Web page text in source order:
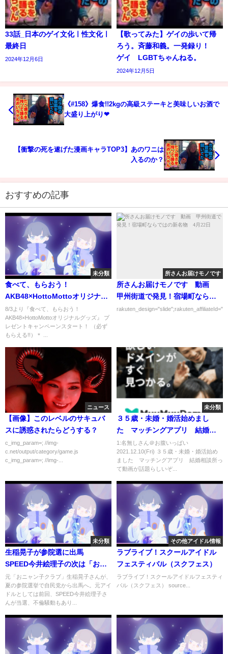
33話_日本のゲイ文化ㅣ性文化ㅣ
最終日
2024年12月6日
【歌ってみた】ゲイの歩いて帰
ろう。斉藤和義。一発録り！
ゲイ LGBTちゃんねる。
2024年12月5日
《#158》爆食!!2kgの高級ステーキと美味しいお酒で
大盛り上がり❤︎
【衝撃の死を遂げた漫画キャラTOP3】あのワニは
入るのか？
おすすめの記事
未分類
食べて、もらおう！
AKB48×HottoMottoオリジナル
グッズ 高橋みなみ 缶バッジ
8/3より『食べて、もらおう！
AKB48×HottoMottoオリジナルグッズ』 プ
レゼントキャンペーンスタート！ （必ず
もらえる!!）＊ ...
所さんお届けモノです
所さんお届けモノです 動画
甲州街道で発見！宿場町ならで
はの新名物 4月22日
ニュース
【画像】このレベルのサキュバ
スに誘惑されたらどうする？
c_img_param=; //img-
c.net/output/category/game.js
c_img_param=; //img-...
未分類
３５歳・未婚・婚活始めまし
た マッチングアプリ 結婚相
談所
1:名無しさん＠お腹いっぱい
2021.12.10(Fri) ３５歳・未婚・婚活始め
ました マッチングアプリ 結婚相談所っ
て動画が話題らしいぞ...
未分類
生稲晃子が参院選に出馬
SPEED今井絵理子の次は「おニ
ャン子」？ #shorts
元「おニャン子クラブ」生稲晃子さんが、
夏の参院選挙で自民党から出馬へ。元アイ
ドルとしては前回、SPEED今井絵理子さ
んが当選、不倫騒動もあり...
その他アイドル情報
ラブライブ！スクールアイドル
フェスティバル（スクフェス）
ラブライブ！スクールアイドルフェスティ
バル（スクフェス） source...